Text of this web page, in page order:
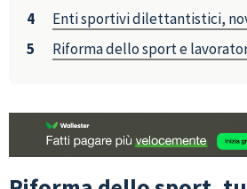
Enti sportivi dilettantistici,
Riforma dello sport e